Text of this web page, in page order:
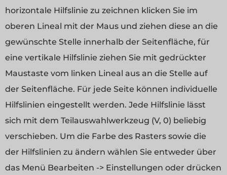
horizontale Hilfslinie zu zeichnen klicken Sie im
oberen Lineal mit der Maus und ziehen diese an die
gewünschte Stelle innerhalb der Seitenfläche, für
eine vertikale Hilfslinie ziehen Sie mit gedrückter
Maustaste vom linken Lineal aus an die Stelle auf
der Seitenfläche. Für jede Seite können individuelle
Hilfslinien eingestellt werden. Jede Hilfslinie lässt
sich mit dem Teilauswahlwerkzeug (V, 0) beliebig
verschieben. Um die Farbe des Rasters sowie die
der Hilfslinien zu ändern wählen Sie entweder über
das Menü Bearbeiten -> Einstellungen oder drücken